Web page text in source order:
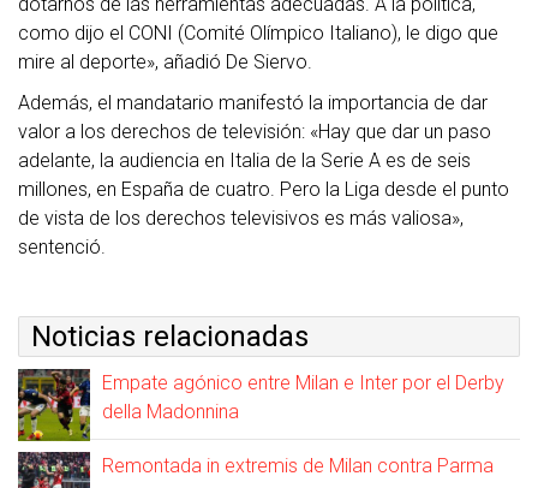
como dijo el CONI (Comité Olímpico Italiano), le digo que
mire al deporte», añadió De Siervo.
Además, el mandatario manifestó la importancia de dar
valor a los derechos de televisión: «Hay que dar un paso
adelante, la audiencia en Italia de la Serie A es de seis
millones, en España de cuatro. Pero la Liga desde el punto
de vista de los derechos televisivos es más valiosa»,
sentenció.
Noticias relacionadas
Empate agónico entre Milan e Inter por el Derby
della Madonnina
Remontada in extremis de Milan contra Parma